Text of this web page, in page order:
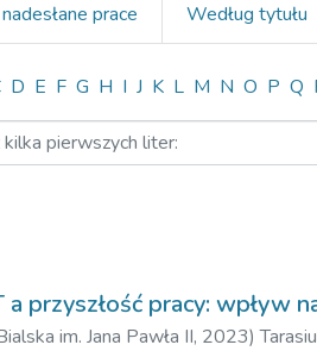
prace Według tytułu
Książki/
D E F G H I J K L M N O P Q
a przyszłość pracy: wpływ
im. Jana Pawła II, 2023)